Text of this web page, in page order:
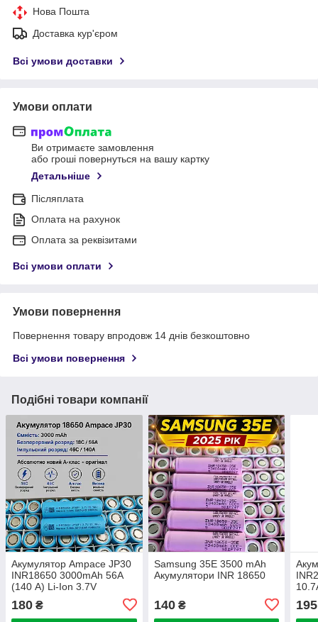
Нова Пошта
Доставка кур'єром
Всі умови доставки
Умови оплати
Ви отримаєте замовлення
або гроші повернуться на вашу картку
Детальніше
Післяплата
Оплата на рахунок
Оплата за реквізитами
Всі умови оплати
Умови повернення
Повернення товару впродовж 14 днів безкоштовно
Всі умови повернення
Подібні товари компанії
Акумулятор Ampace JP30
INR18650 3000mAh 56A
(140 А) Li-Ion 3.7V
180 ₴
Samsung 35E 3500 mAh
Акумулятори INR 18650
140₴ 195